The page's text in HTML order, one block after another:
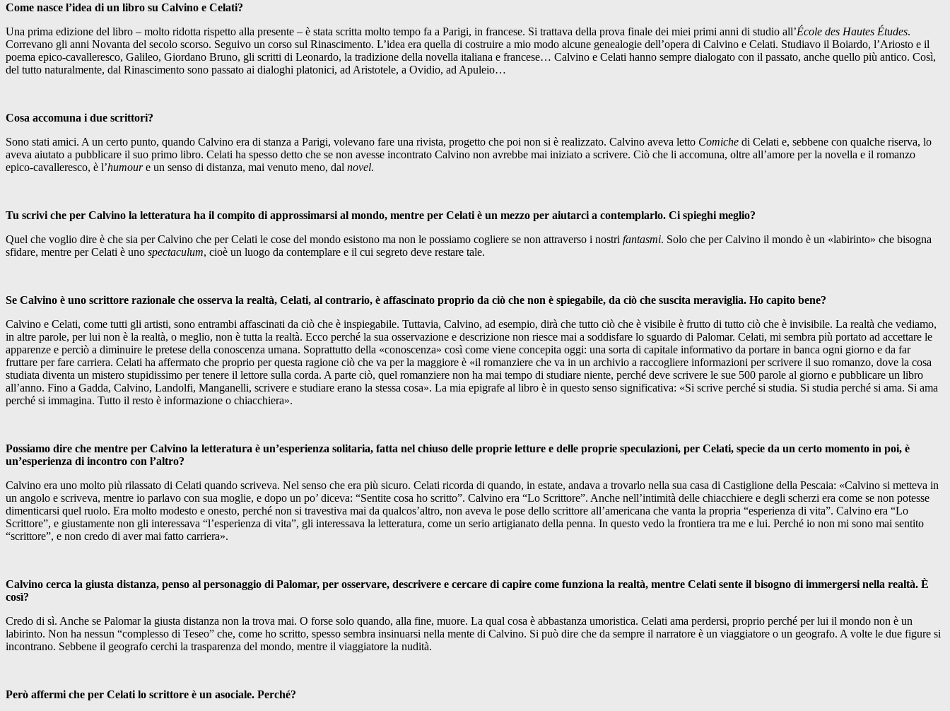
Come nasce l’idea di un libro su Calvino e Celati?
Una prima edizione del libro – molto ridotta rispetto alla presente – è stata scritta molto tempo fa a Parigi, in francese. Si trattava della prova finale dei miei primi anni di studio all’École des Hautes Études.
Correvano gli anni Novanta del secolo scorso. Seguivo un corso sul Rinascimento. L’idea era quella di costruire a mio modo alcune genealogie dell’opera di Calvino e Celati. Studiavo il Boiardo, l’Ariosto e il
poema epico-cavalleresco, Galileo, Giordano Bruno, gli scritti di Leonardo, la tradizione della novella italiana e francese… Calvino e Celati hanno sempre dialogato con il passato, anche quello più antico. Così,
del tutto naturalmente, dal Rinascimento sono passato ai dialoghi platonici, ad Aristotele, a Ovidio, ad Apuleio…
Cosa accomuna i due scrittori?
Sono stati amici. A un certo punto, quando Calvino era di stanza a Parigi, volevano fare una rivista, progetto che poi non si è realizzato. Calvino aveva letto Comiche di Celati e, sebbene con qualche riserva, lo
aveva aiutato a pubblicare il suo primo libro. Celati ha spesso detto che se non avesse incontrato Calvino non avrebbe mai iniziato a scrivere. Ciò che li accomuna, oltre all’amore per la novella e il romanzo
epico-cavalleresco, è l’humoure un senso di distanza, mai venuto meno, dal novel.
Tu scrivi che per Calvino la letteratura ha il compito di approssimarsi al mondo, mentre per Celati è un mezzo per aiutarci a contemplarlo. Ci spieghi meglio?
Quel che voglio dire è che sia per Calvino che per Celati le cose del mondo esistono ma non le possiamo cogliere se non attraverso i nostri fantasmi. Solo che per Calvino il mondo è un «labirinto» che bisogna
sfidare, mentre per Celati è uno spectaculum, cioè un luogo da contemplare e il cui segreto deve restare tale.
Se Calvino è uno scrittore razionale che osserva la realtà, Celati, al contrario, è affascinato proprio da ciò che non è spiegabile, da ciò che suscita meraviglia. Ho capito bene?
Calvino e Celati, come tutti gli artisti, sono entrambi affascinati da ciò che è inspiegabile. Tuttavia, Calvino, ad esempio, dirà che tutto ciò che è visibile è frutto di tutto ciò che è invisibile. La realtà che vediamo,
in altre parole, per lui non è la realtà, o meglio, non è tutta la realtà. Ecco perché la sua osservazione e descrizione non riesce mai a soddisfare lo sguardo di Palomar. Celati, mi sembra più portato ad accettare le
apparenze e perciò a diminuire le pretese della conoscenza umana. Soprattutto della «conoscenza» così come viene concepita oggi: una sorta di capitale informativo da portare in banca ogni giorno e da far
fruttare per fare carriera. Celati ha affermato che proprio per questa ragione ciò che va per la maggiore è «il romanziere che va in un archivio a raccogliere informazioni per scrivere il suo romanzo, dove la cosa
studiata diventa un mistero stupidissimo per tenere il lettore sulla corda. A parte ciò, quel romanziere non ha mai tempo di studiare niente, perché deve scrivere le sue 500 parole al giorno e pubblicare un libro
all’anno. Fino a Gadda, Calvino, Landolfi, Manganelli, scrivere e studiare erano la stessa cosa». La mia epigrafe al libro è in questo senso significativa: «Si scrive perché si studia. Si studia perché si ama. Si ama
perché si immagina. Tutto il resto è informazione o chiacchiera».
Possiamo dire che mentre per Calvino la letteratura è un’esperienza solitaria, fatta nel chiuso delle proprie letture e delle proprie speculazioni, per Celati, specie da un certo momento in poi, è
un’esperienza di incontro con l’altro?
Calvino era uno molto più rilassato di Celati quando scriveva. Nel senso che era più sicuro. Celati ricorda di quando, in estate, andava a trovarlo nella sua casa di Castiglione della Pescaia: «Calvino si metteva in
un angolo e scriveva, mentre io parlavo con sua moglie, e dopo un po’ diceva: “Sentite cosa ho scritto”. Calvino era “Lo Scrittore”. Anche nell’intimità delle chiacchiere e degli scherzi era come se non potesse
dimenticarsi quel ruolo. Era molto modesto e onesto, perché non si travestiva mai da qualcos’altro, non aveva le pose dello scrittore all’americana che vanta la propria “esperienza di vita”. Calvino era “Lo
Scrittore”, e giustamente non gli interessava “l’esperienza di vita”, gli interessava la letteratura, come un serio artigianato della penna. In questo vedo la frontiera tra me e lui. Perché io non mi sono mai sentito
“scrittore”, e non credo di aver mai fatto carriera».
Calvino cerca la giusta distanza, penso al personaggio di Palomar, per osservare, descrivere e cercare di capire come funziona la realtà, mentre Celati sente il bisogno di immergersi nella realtà. È
così?
Credo di sì. Anche se Palomar la giusta distanza non la trova mai. O forse solo quando, alla fine, muore. La qual cosa è abbastanza umoristica. Celati ama perdersi, proprio perché per lui il mondo non è un
labirinto. Non ha nessun “complesso di Teseo” che, come ho scritto, spesso sembra insinuarsi nella mente di Calvino. Si può dire che da sempre il narratore è un viaggiatore o un geografo. A volte le due figure si
incontrano. Sebbene il geografo cerchi la trasparenza del mondo, mentre il viaggiatore la nudità.
Però affermi che per Celati lo scrittore è un asociale. Perché?